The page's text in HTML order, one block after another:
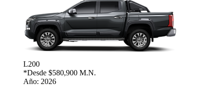
L200
*Desde $580,900 M.N.
Año: 2026